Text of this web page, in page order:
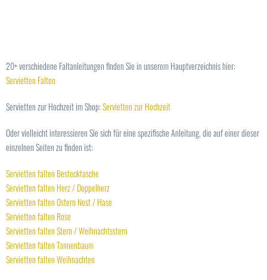
20+ verschiedene Faltanleitungen finden Sie in unserem Hauptverzeichnis hier:
Servietten Falten
Servietten zur Hochzeit im Shop:Servietten zur Hochzeit
Oder vielleicht interessieren Sie sich für eine spezifische Anleitung, die auf einer dieser
einzelnen Seiten zu finden ist:
Servietten falten Bestecktasche
Servietten falten Herz / Doppelherz
Servietten falten Ostern Nest / Hase
Servietten falten Rose
Servietten falten Stern / Weihnachtsstern
Servietten falten Tannenbaum
Servietten falten Weihnachten